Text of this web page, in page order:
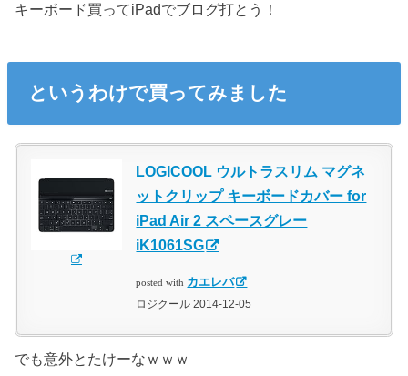
キーボード買ってiPadでブログ打とう！
というわけで買ってみました
LOGICOOL ウルトラスリム マグネ
ットクリップ キーボードカバー for
iPad Air 2 スペースグレー
iK1061SG
posted with カエレバ
ロジクール 2014-12-05
でも意外とたけーなｗｗｗ